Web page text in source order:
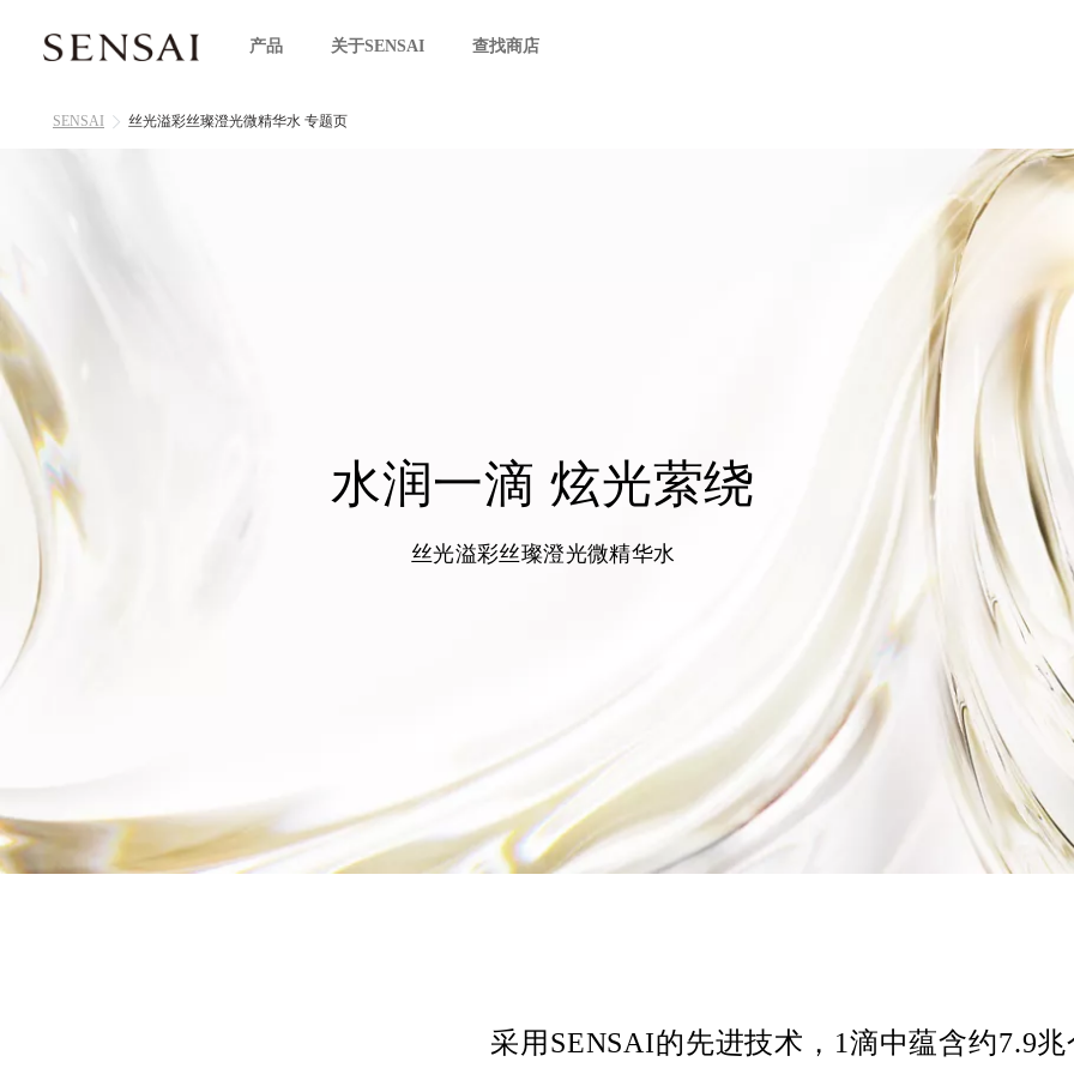
产品 关于SENSAI 查找商店
SENSAI 丝光溢彩丝璨澄光微精华水 专题页
水润一滴 炫光萦绕
丝光溢彩丝璨澄光微精华水
采用SENSAI的先进技术， 1滴中蕴含约7.9兆